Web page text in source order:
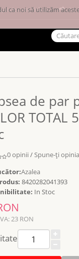
de cumpărături
de par
TOTAL
0 opinii /Spune-ţi opinia
Azalea
8420282041393
In Stoc
23 RON
ca noi să utilizăm